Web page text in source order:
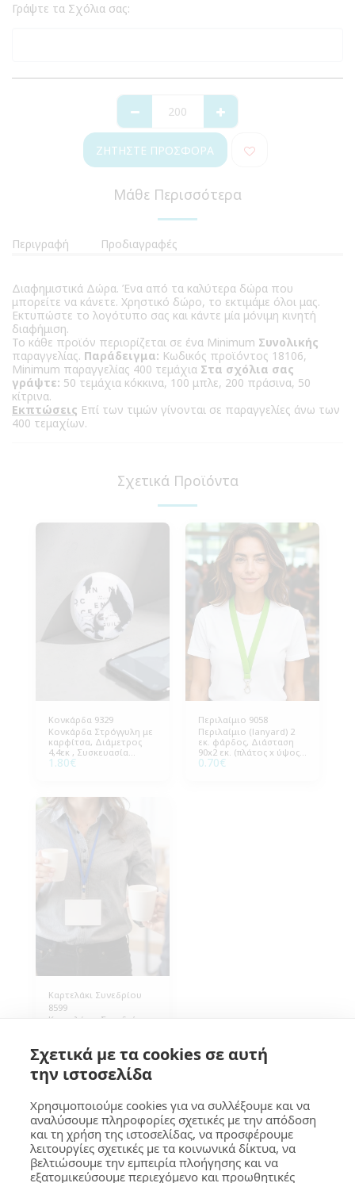
Γράψτε τα Σχόλια σας:
ΖΗΤΉΣΤΕ ΠΡΟΣΦΟΡΆ
Μάθε Περισσότερα
Περιγραφή Προδιαγραφές
Διαφημιστικά Δώρα. Ένα από τα καλύτερα δώρα που
μπορείτε να κάνετε. Χρηστικό δώρο, το εκτιμάμε όλοι μας.
Εκτυπώστε το λογότυπο σας και κάντε μία μόνιμη κινητή
διαφήμιση.
Το κάθε προϊόν περιορίζεται σε ένα Minimum Συνολικής
παραγγελίας. Παράδειγμα: Κωδικός προϊόντος 18106,
Minimum παραγγελίας 400 τεμάχια Στα σχόλια σας
γράψτε: 50 τεμάχια κόκκινα, 100 μπλε, 200 πράσινα, 50
κίτρινα.
Εκπτώσεις Επί των τιμών γίνονται σε παραγγελίες άνω των
400 τεμαχίων.
Σχετικά Προϊόντα
Κονκάρδα 9329
Κονκάρδα Στρόγγυλη με
καρφίτσα, Διάμετρος
4,4εκ , Συσκευασία
100τεμ. Η τιμή είναι με
1.80€
Περιλαίμιο 9058
Περιλαίμιο (lanyard) 2
εκ. φάρδος, Διάσταση
90x2 εκ. (πλάτος x ύψος).
Συσκευασία 100 τεμάχια.
0.70€
Καρτελάκι Συνεδρίου
8599
Καρτελάκια Συνεδρίων,
κορδόνι, Διάσταση
10x8εκ (Β*Υ), Διαφανές,
Χωρίς Εκτύπωση.
Συσκευασία 100 τεμάχια.
0.50€
ΓΚΟΥΜΑ Design
Πνευματικά Δικαιώματα © 2026 Όλα τα δικαιώματα κατοχυρωμένα
Όροι|Προστασία Προσωπικών Δεδομένων|Προσβασιμότητα
Σχετικά με τα cookies σε αυτή
την ιστοσελίδα
Χρησιμοποιούμε cookies για να συλλέξουμε και να
αναλύσουμε πληροφορίες σχετικές με την απόδοση
και τη χρήση της ιστοσελίδας, να προσφέρουμε
λειτουργίες σχετικές με τα κοινωνικά δίκτυα, να
βελτιώσουμε την εμπειρία πλοήγησης και να
εξατομικεύσουμε περιεχόμενο και προωθητικές